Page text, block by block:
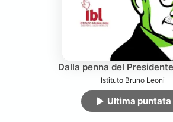
Dalla penna del
Istituto Bruno Leoni
Ultima puntata